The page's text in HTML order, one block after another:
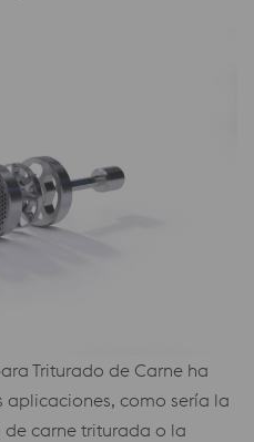
Triturado de Carne ha
como sería la
carne triturada o la